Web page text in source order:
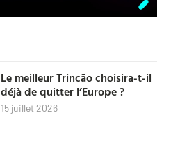
Le meilleur Trincão choisira-t-il
déjà de quitter l’Europe ?
15 juillet 2026